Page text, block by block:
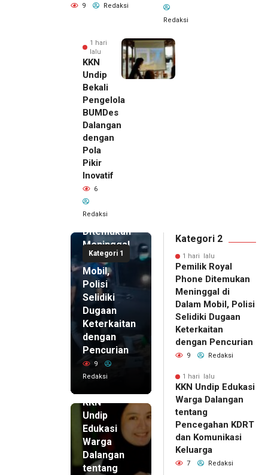
9 Redaksi
Redaksi
1 hari
lalu
KKN
Undip
Bekali
Pengelola
BUMDes
Dalangan
dengan
Pola
Pikir
Inovatif
6
Redaksi
Kategori 1
Pemilik
Royal
Phone
Ditemukan
Meninggal
di Dalam
Mobil,
Polisi
Selidiki
Dugaan
Keterkaitan
dengan
Pencurian
9
Redaksi
KKN
Undip
Edukasi
Warga
Dalangan
tentang
Kategori 2
1 hari lalu
Pemilik Royal
Phone Ditemukan
Meninggal di
Dalam Mobil, Polisi
Selidiki Dugaan
Keterkaitan
dengan Pencurian
9 Redaksi
1 hari lalu
KKN Undip Edukasi
Warga Dalangan
tentang
Pencegahan KDRT
dan Komunikasi
Keluarga
7 Redaksi